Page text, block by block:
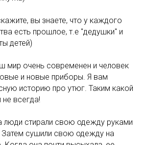
вы знаете, что у каждого
есть прошлое, т.е "дедушки" и
детей)
мир очень современен и человек
и новые приборы. Я вам
историю про утюг. Таким какой
всегда!
люди стирали свою одежду руками
Затем сушили свою одежду на